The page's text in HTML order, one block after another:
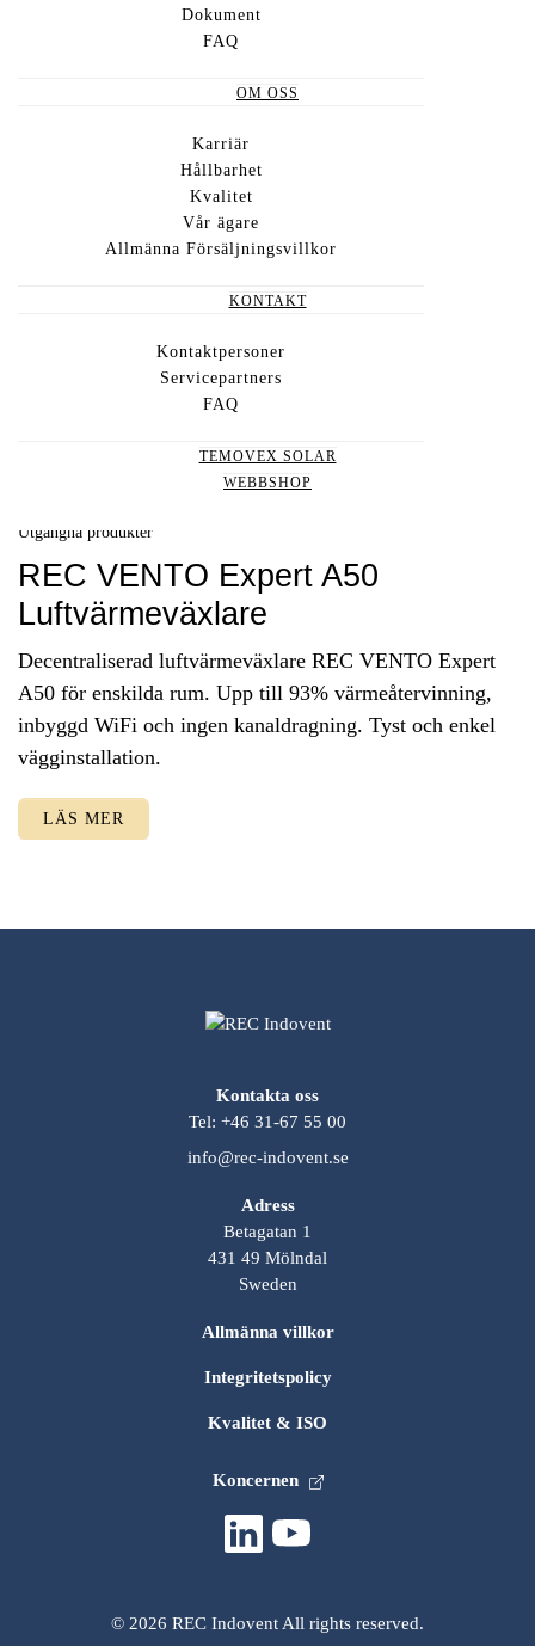
Dokument
FAQ
OM OSS
Karriär
Hållbarhet
Kvalitet
Vår ägare
Allmänna Försäljningsvillkor
KONTAKT
Kontaktpersoner
Servicepartners
FAQ
TEMOVEX SOLAR
WEBBSHOP
REC Temovex Enhetsaggregat
REC Temovex RT1500–6000 är kompakta FTX
enhetsaggregat för flerbostadshus och kommersiella
Utgångna produkter
REC VENTO Expert A50
Luftvärmeväxlare
Decentraliserad luftvärmeväxlare REC VENTO Expert
A50 för enskilda rum. Upp till 93% värmeåtervinning,
inbyggd WiFi och ingen kanaldragning. Tyst och enkel
vägginstallation.
LÄS MER
Kontakta oss
Tel: +46 31-67 55 00
info@rec-indovent.se
Adress
Betagatan 1
431 49 Mölndal
Sweden
Allmänna villkor
Integritetspolicy
Kvalitet & ISO
Koncernen
© 2026 REC Indovent All rights reserved.